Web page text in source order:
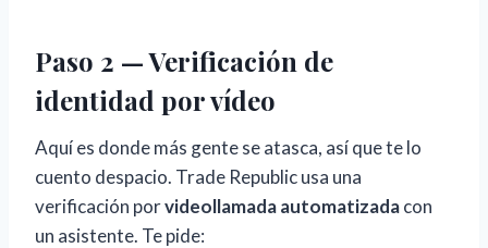
Paso 2 — Verificación de
identidad por vídeo
Aquí es donde más gente se atasca, así que te lo
cuento despacio. Trade Republic usa una
verificación porvideollamada automatizadacon
un asistente. Te pide: